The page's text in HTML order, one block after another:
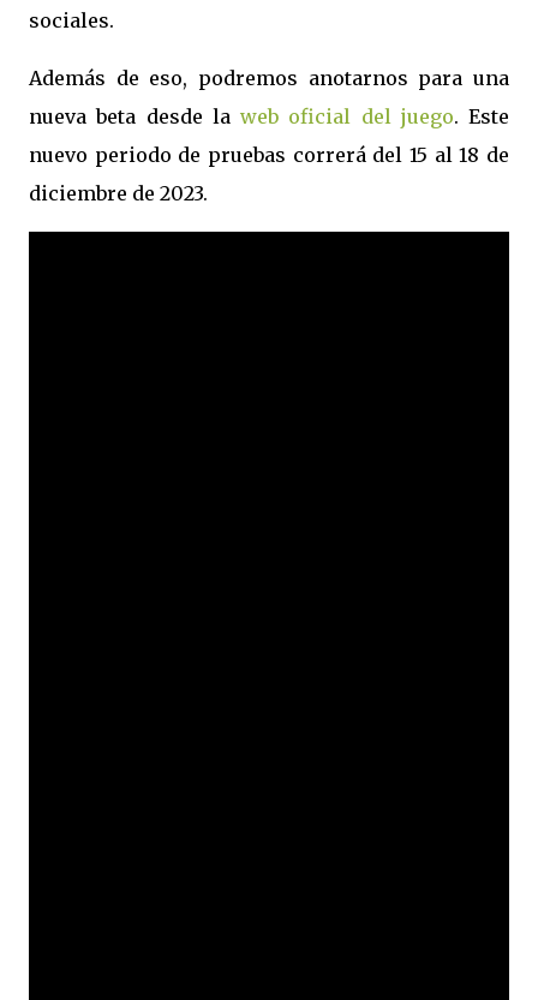
sociales.
Además de eso, podremos anotarnos para una
nueva beta desde la web oficial del juego. Este
nuevo periodo de pruebas correrá del 15 al 18 de
diciembre de 2023.